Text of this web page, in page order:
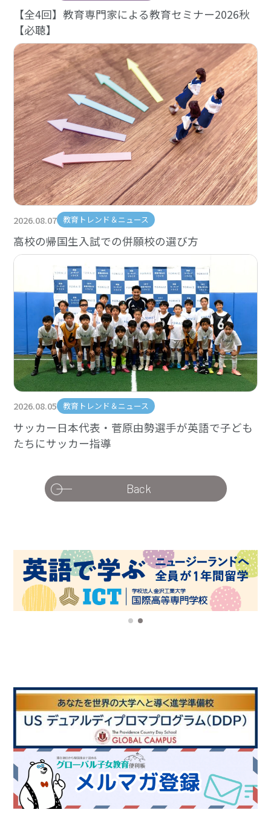
【全4回】教育専門家による教育セミナー2026秋
【必聴】
2026.08.07 教育トレンド＆ニュース
高校の帰国生入試での併願校の選び方
2026.08.05 教育トレンド＆ニュース
サッカー日本代表・菅原由勢選手が英語で子ども
たちにサッカー指導
Back